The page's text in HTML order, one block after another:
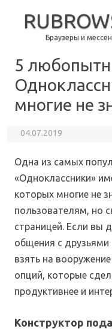
Браузеры и
5
многие не
04.07.2019
Одна из самых
«Одноклассники»
которых многие не
пользователям, но
страницей. Если вы
общения с
взять на
опций, которые
продуктивнее и
Конструктор